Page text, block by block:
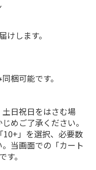
します。
梱可能です。
日祝日をはさむ場
めご了承ください。
」を選択、必要数
当画面での「カート
。